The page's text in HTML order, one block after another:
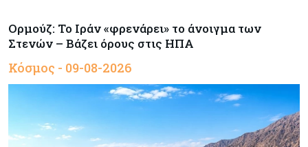
Ορμούζ: Το Ιράν «φρενάρει» το άνοιγμα των
Στενών – Βάζει όρους στις ΗΠΑ
Κόσμος - 09-08-2026